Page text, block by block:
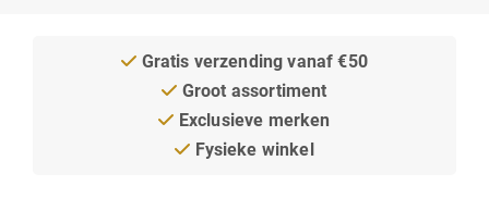
Gratis verzending vanaf €50
Groot assortiment
Exclusieve merken
Fysieke winkel